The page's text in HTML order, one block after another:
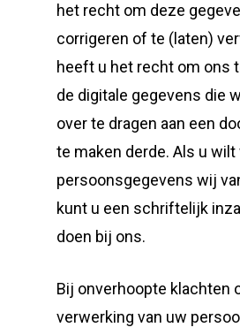
het recht om deze
corrigeren of te (laten)
heeft u het recht om ons
de digitale gegevens die
over te dragen aan een
te maken derde. Als u
persoonsgegevens wij
kunt u een schriftelijk
doen bij ons.
Bij onverhoopte klachten
verwerking van uw